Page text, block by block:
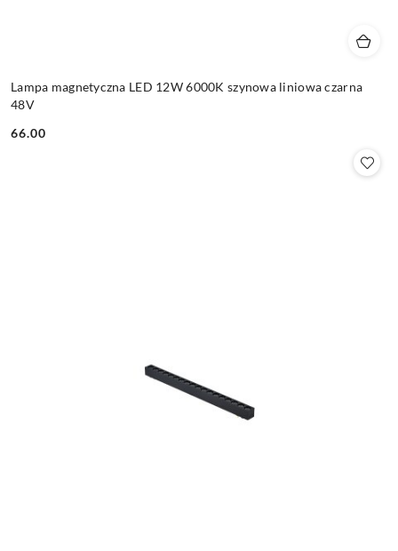
Lampa magnetyczna LED 12W 6000K szynowa liniowa czarna
48V
Cena:
66.00